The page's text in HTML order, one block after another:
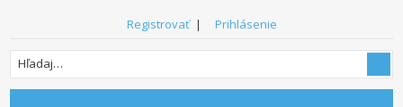
Registrovať| Prihlásenie